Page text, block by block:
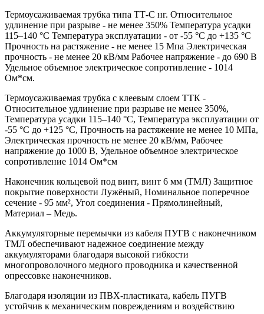
Термоусаживаемая трубка типа ТТ-С нг. Относительное
удлинение при разрыве - не менее 350% Температура усадки
115–140 °C Температура эксплуатации - от -55 °C до +135 °C
Прочность на растяжение - не менее 15 Мпа Электрическая
прочность - не менее 20 кВ/мм Рабочее напряжение - до 690 В
Удельное объемное электрическое сопротивление - 1014
Ом*см.
Термоусаживаемая трубка с клеевым слоем ТТК -
Относительное удлинение при разрыве не менее 350%,
Температура усадки 115–140 °C, Температура эксплуатации от
-55 °C до +125 °C, Прочность на растяжение не менее 10 МПа,
Электрическая прочность не менее 20 кВ/мм, Рабочее
напряжение до 1000 В, Удельное объемное электрическое
сопротивление 1014 Ом*см
Наконечник кольцевой под винт, винт 6 мм (ТМЛ) Защитное
покрытие поверхности Лужёный, Номинальное поперечное
сечение - 95 мм², Угол соединения - Прямолинейный,
Материал – Медь.
Аккумуляторные перемычки из кабеля ПУГВ с наконечником
ТМЛ обеспечивают надежное соединение между
аккумуляторами благодаря высокой гибкости
многопроволочного медного проводника и качественной
опрессовке наконечников.
Благодаря изоляции из ПВХ-пластиката, кабель ПУГВ
устойчив к механическим повреждениям и воздействию